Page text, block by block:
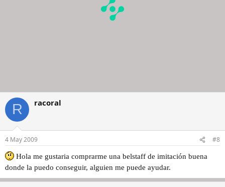
R racoral
4 May 2009 #8
Hola me gustaria comprarme una belstaff de imitación buena
donde la puedo conseguir, alguien me puede ayudar.